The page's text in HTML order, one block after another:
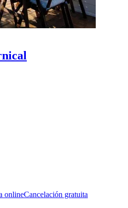
onlineCancelación gratuita